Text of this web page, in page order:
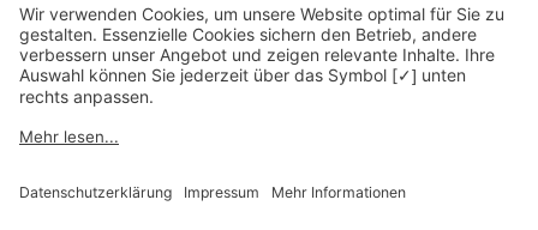
Kontakt
Datenschutz
Newsletter